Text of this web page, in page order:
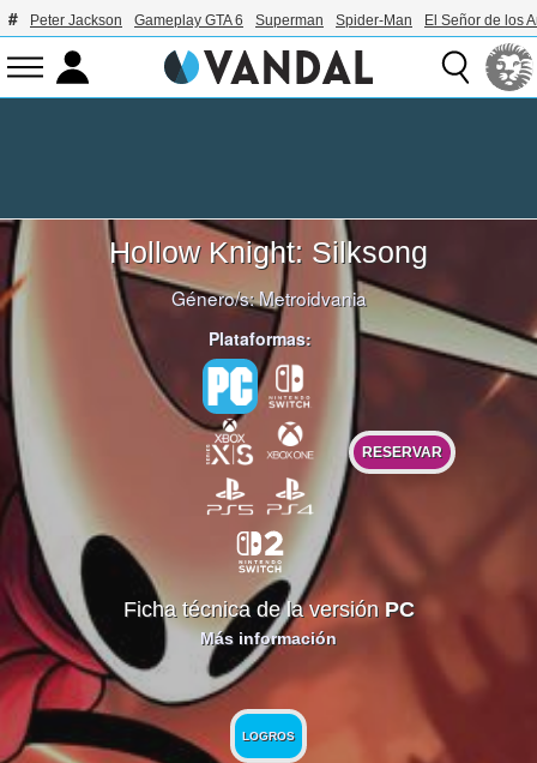
Peter Jackson Gameplay GTA 6 Superman Spider-Man El Señor de los
Hollow Knight: Silksong
Género/s:Metroidvania
Plataformas:
RESERVAR
Ficha técnica de la versión PC
Más información
LOGROS